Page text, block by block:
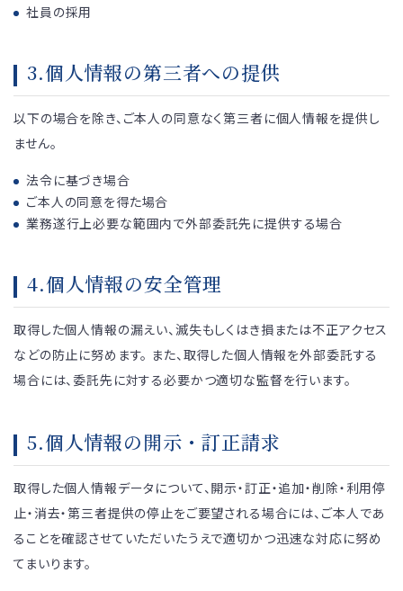
社員の採用
3.個人情報の第三者への提供
以下の場合を除き、ご本人の同意なく第三者に個人情報を提供し
ません。
法令に基づき場合
ご本人の同意を得た場合
業務遂行上必要な範囲内で外部委託先に提供する場合
4.個人情報の安全管理
取得した個人情報の漏えい、滅失もしくはき損または不正アクセス
などの防止に努めます。 また、取得した個人情報を外部委託する
場合には、委託先に対する必要かつ適切な監督を行います。
5.個人情報の開示・訂正請求
取得した個人情報データについて、開示・訂正・追加・削除・利用停
止・消去・第三者提供の停止をご要望される場合には、ご本人であ
ることを確認させていただいたうえで適切かつ迅速な対応に努め
てまいります。